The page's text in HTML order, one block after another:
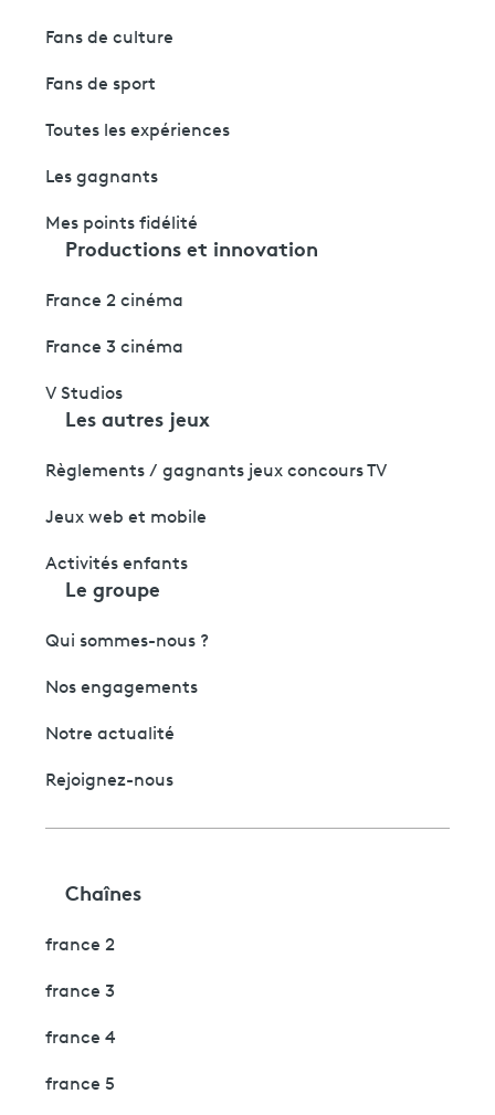
Fans de culture
Fans de sport
Toutes les expériences
Les gagnants
Mes points fidélité
Productions et innovation
France 2 cinéma
France 3 cinéma
V Studios
Les autres jeux
Règlements / gagnants jeux concours TV
Jeux web et mobile
Activités enfants
Le groupe
Qui sommes-nous ?
Nos engagements
Notre actualité
Rejoignez-nous
Chaînes
france 2
france 3
france 4
france 5